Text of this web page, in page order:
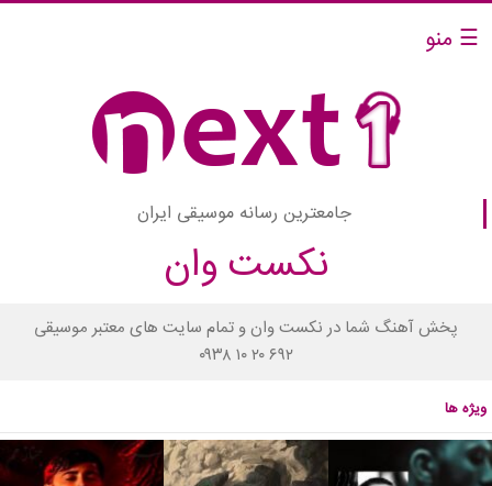
☰ منو
جامعترین رسانه موسیقی ایران
نکست وان
پخش آهنگ شما در نکست وان و تمام سایت های معتبر موسیقی
۰۹۳۸ ۱۰ ۲۰ ۶۹۲
ویژه ها